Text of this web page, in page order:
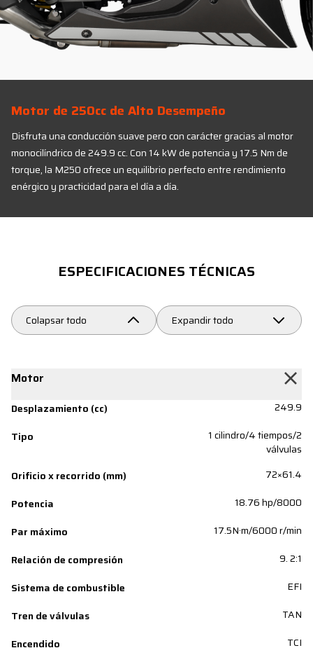
Motor de 250cc de Alto Desempeño
Disfruta una conducción suave pero con carácter gracias al motor
monocilíndrico de 249.9 cc. Con 14 kW de potencia y 17.5 Nm de
torque, la M250 ofrece un equilibrio perfecto entre rendimiento
enérgico y practicidad para el día a día.
ESPECIFICACIONES TÉCNICAS
Colapsar todo Expandir todo
Motor
Desplazamiento (cc)
249.9
Tipo
1 cilindro/4 tiempos/2
válvulas
Orificio x recorrido (mm)
72×61.4
Potencia
18.76 hp/8000
Par máximo
17.5N·m/6000 r/min
Relación de compresión
9. 2:1
Sistema de combustible
EFI
Tren de válvulas
TAN
Encendido
TCI